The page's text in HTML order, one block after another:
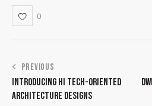
0
PREVIOUS
INTRODUCING HI TECH-ORIENTED
ARCHITECTURE DESIGNS